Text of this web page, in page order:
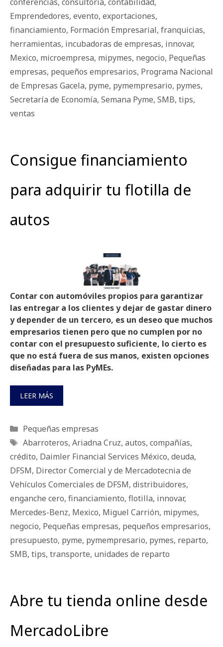
Emprendedores, evento, exportaciones,
financiamiento, Formación Empresarial, franquicias,
herramientas, incubadoras de empresas, innovar,
Mexico, microempresa, mipymes, negocio, Pequeñas
empresas, pequeños empresarios, Programa Nacional
de Empresas Gacela, pyme, pymempresario, pymes,
Secretaría de Economía, Semana Pyme, SMB, tips,
ventas
Consigue financiamiento
para adquirir tu flotilla de
autos
Contar con automóviles propios para garantizar
las entregar a los clientes y dejar de gastar dinero
y depender de un tercero, es un deseo que muchos
empresarios tienen pero que no cumplen por no
contar con el presupuesto suficiente, lo cierto es
que no está fuera de sus manos, existen opciones
diseñadas para las PyMEs.
LEER MÁS
Categorías
Pequeñas empresas
Etiquetas
Abarroteros, Ariadna Cruz, autos, compañías,
crédito, Daimler Financial Services México, deuda,
DFSM, Director Comercial y de Mercadotecnia de
Vehículos Comerciales de DFSM, distribuidores,
enganche cero, financiamiento, flotilla, innovar,
Mercedes-Benz, Mexico, Miguel Carrión, mipymes,
negocio, Pequeñas empresas, pequeños empresarios,
presupuesto, pyme, pymempresario, pymes, reparto,
SMB, tips, transporte, unidades de reparto
Abre tu tienda online desde
MercadoLibre